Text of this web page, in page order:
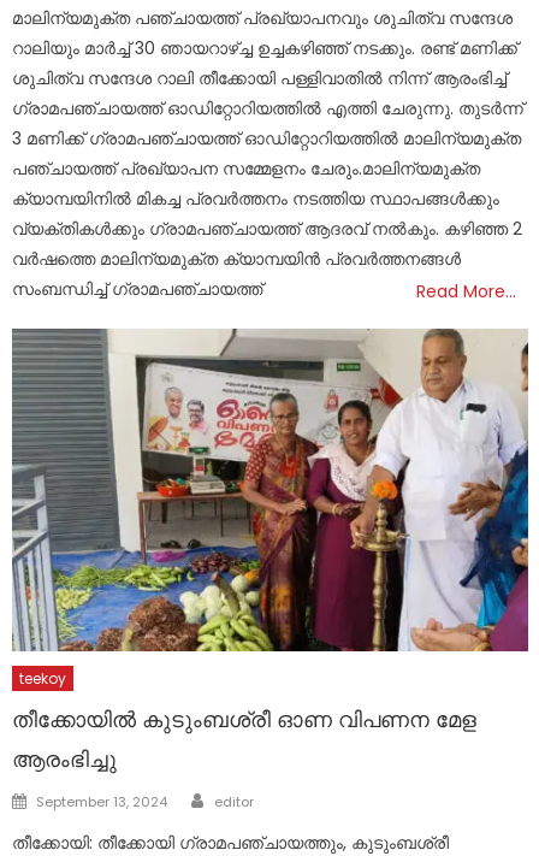
മാലിന്യമുക്ത പഞ്ചായത്ത് പ്രഖ്യാപനവും ശുചിത്വ സന്ദേശ
റാലിയും മാർച്ച്‌ 30 ഞായറാഴ്ച്ച ഉച്ചകഴിഞ്ഞ് നടക്കും. രണ്ട് മണിക്ക്
ശുചിത്വ സന്ദേശ റാലി തീക്കോയി പള്ളിവാതിൽ നിന്ന് ആരംഭിച്ച്
ഗ്രാമപഞ്ചായത്ത് ഓഡിറ്റോറിയത്തിൽ എത്തി ചേരുന്നു. തുടർന്ന്
3 മണിക്ക് ഗ്രാമപഞ്ചായത്ത് ഓഡിറ്റോറിയത്തിൽ മാലിന്യമുക്ത
പഞ്ചായത്ത് പ്രഖ്യാപന സമ്മേളനം ചേരും.മാലിന്യമുക്ത
ക്യാമ്പയിനിൽ മികച്ച പ്രവർത്തനം നടത്തിയ സ്ഥാപങ്ങൾക്കും
വ്യക്തികൾക്കും ഗ്രാമപഞ്ചായത്ത് ആദരവ് നൽകും. കഴിഞ്ഞ 2
വർഷത്തെ മാലിന്യമുക്ത ക്യാമ്പയിൻ പ്രവർത്തനങ്ങൾ
സംബന്ധിച്ച് ഗ്രാമപഞ്ചായത്ത്
Read More…
teekoy
തീക്കോയിൽ കുടുംബശ്രീ ഓണ വിപണന മേള
ആരംഭിച്ചു
Posted
September 13, 2024 Author
editor
തീക്കോയി: തീക്കോയി ഗ്രാമപഞ്ചായത്തും, കുടുംബശ്രീ